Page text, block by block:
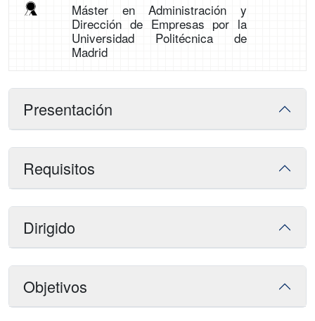
Máster en Administración y
Dirección de Empresas por la
Universidad Politécnica de
Madrid
Presentación
Requisitos
Dirigido
Objetivos